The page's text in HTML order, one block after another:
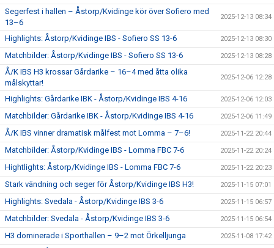
Segerfest i hallen – Åstorp/Kvidinge kör över Sofiero med
13–6
2025-12-13 08:34
Highlights: Åstorp/Kvidinge IBS - Sofiero SS 13-6 2025-12-13 08:30
Matchbilder: Åstorp/Kvidinge IBS - Sofiero SS 13-6 2025-12-13 08:28
Å/K IBS H3 krossar Gårdarike – 16–4 med åtta olika
målskyttar!
2025-12-06 12:28
Highlights: Gårdarike IBK - Åstorp/Kvidinge IBS 4-16 2025-12-06 12:03
Matchbilder: Gårdarike IBK - Åstorp/Kvidinge IBS 4-16 2025-12-06 11:49
Å/K IBS vinner dramatisk målfest mot Lomma – 7–6! 2025-11-22 20:44
Matchbilder: Åstorp/Kvidinge IBS - Lomma FBC 7-6 2025-11-22 20:24
Hightlights: Åstorp/Kvidinge IBS - Lomma FBC 7-6 2025-11-22 20:23
Stark vändning och seger för Åstorp/Kvidinge IBS H3! 2025-11-15 07:01
Highlights: Svedala - Åstorp/Kvidinge IBS 3-6 2025-11-15 06:57
Matchbilder: Svedala - Åstorp/Kvidinge IBS 3-6 2025-11-15 06:54
H3 dominerade i Sporthallen – 9–2 mot Örkelljunga 2025-11-08 17:42